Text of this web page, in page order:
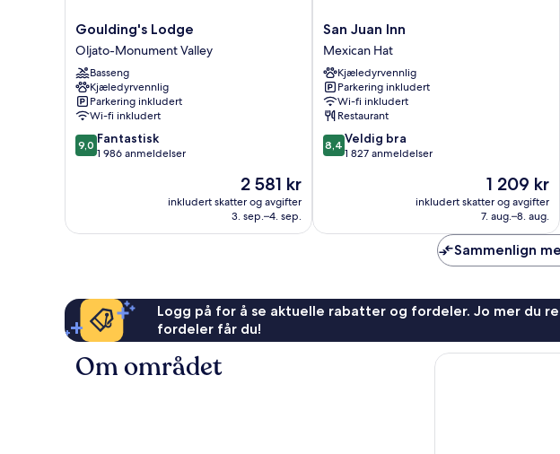
Goulding's
Lodge
Oljato-
Monument
Valley
Goulding's Lodge
Oljato-Monument Valley
Basseng
Kjæledyrvennlig
Parkering inkludert
Wi-fi inkludert
9.0
av
9,0 Fantastisk
1 986 anmeldelser
Prisen
er
2 581 kr
2 581 kr
inkludert skatter og avgifter
3. sep.–4. sep.
San
Juan
Inn
Mexican
Hat
San Juan Inn
Mexican Hat
Kjæledyrvennlig
Parkering inkludert
Wi-fi inkludert
Restaurant
8.4
av
anmeldelser
8,4 Veldig bra
1 827 anmeldelser
Prisen
er
1 209 kr
1 209 kr
inkludert skatter og avgifter
7. aug.–8. aug.
Sammenlign
Logg på for å se aktuelle rabatter og fordeler. Jo mer du
fordeler får du!
Om området